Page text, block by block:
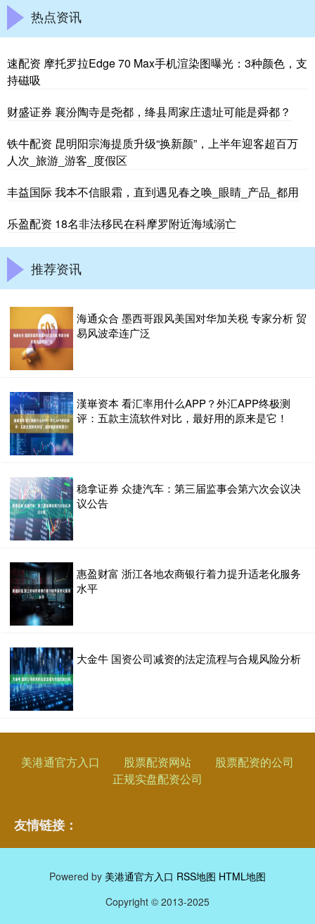
热点资讯
速配资 摩托罗拉Edge 70 Max手机渲染图曝光：3种颜色，支
持磁吸
财盛证券 襄汾陶寺是尧都，绛县周家庄遗址可能是舜都？
铁牛配资 昆明阳宗海提质升级“换新颜”，上半年迎客超百万
人次_旅游_游客_度假区
丰益国际 我本不信眼霜，直到遇见春之唤_眼睛_产品_都用
乐盈配资 18名非法移民在科摩罗附近海域溺亡
推荐资讯
海通众合 墨西哥跟风美国对华加关税 专家分析 贸
易风波牵连广泛
漢崋资本 看汇率用什么APP？外汇APP终极测
评：五款主流软件对比，最好用的原来是它！
稳拿证券 众捷汽车：第三届监事会第六次会议决
议公告
惠盈财富 浙江各地农商银行着力提升适老化服务
水平
大金牛 国资公司减资的法定流程与合规风险分析
美港通官方入口 股票配资网站
股票配资的公司
正规实盘配资公司
友情链接：
Powered by 美港通官方入口 RSS地图 HTML地图
Copyright © 2013-2025